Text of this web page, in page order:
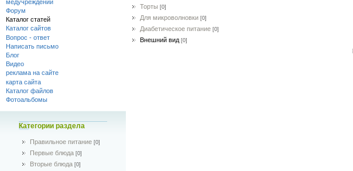
медучреждений
Форум
Каталог статей
Каталог сайтов
Вопрос - ответ
Написать письмо
Блог
Видео
реклама на сайте
карта сайта
Каталог файлов
Фотоальбомы
Категории раздела
Правильное питание [0]
Первые блюда [0]
Вторые блюда [0]
Торты [0]
Для микроволновки [0]
Диабетическое питание [0]
Внешний вид [0]